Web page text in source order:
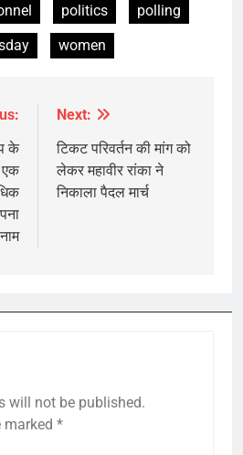
politics
polling
women
के
एक
नाम
Next:
टिकट परिवर्तन की मांग को
लेकर महावीर रांका ने
निकाला पैदल मार्च
will not be published.
marked *